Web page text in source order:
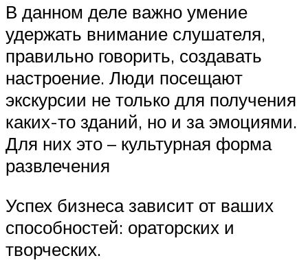
В данном деле важно умение
удержать внимание слушателя,
правильно говорить, создавать
настроение. Люди посещают
экскурсии не только для получения
каких-то зданий, но и за эмоциями.
Для них это – культурная форма
развлечения
Успех бизнеса зависит от ваших
способностей: ораторских и
творческих.